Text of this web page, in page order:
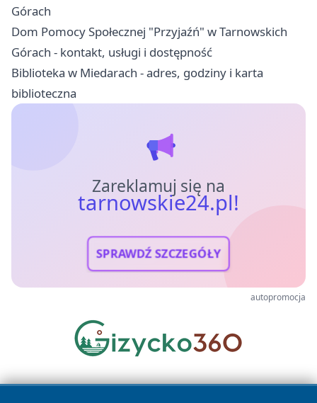
Górach
Dom Pomocy Społecznej "Przyjaźń" w Tarnowskich
Górach - kontakt, usługi i dostępność
Biblioteka w Miedarach - adres, godziny i karta
biblioteczna
Zareklamuj się na
tarnowskie24.pl!
SPRAWDŹ SZCZEGÓŁY
autopromocja